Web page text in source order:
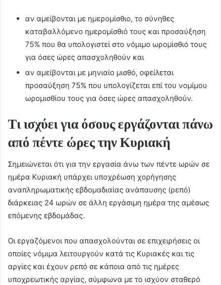
αν αμείβονται με ημερομίσθιο, το σύνηθες
καταβαλλόμενο ημερομίσθιό τους και προσαύξηση
75% που θα υπολογιστεί στο νόμιμο ωρομίσθιό τους
για όσες ώρες απασχοληθούν και
αν αμείβονται με μηνιαίο μισθό, οφείλεται
προσαύξηση 75% που υπολογίζεται επί του νομίμου
ωρομισθίου τους για όσες ώρες απασχοληθούν.
Τι ισχύει για όσους εργάζονται πάνω
από πέντε ώρες την Κυριακή
Σημειώνεται ότι για την εργασία άνω των πέντε ωρών σε
ημέρα Κυριακή υπάρχει υποχρέωση χορήγησης
αναπληρωματικής εβδομαδιαίας ανάπαυσης (ρεπό)
διάρκειας 24 ωρών σε άλλη εργάσιμη ημέρα της αμέσως
επόμενης εβδομάδας.
Οι εργαζόμενοι που απασχολούνται σε επιχειρήσεις οι
οποίες νόμιμα λειτουργούν κατά τις Κυριακές και τις
αργίες και έχουν ρεπό σε κάποια από τις ημέρες
υποχρεωτικής αργίας, σύμφωνα με το ισχύον σταθερό